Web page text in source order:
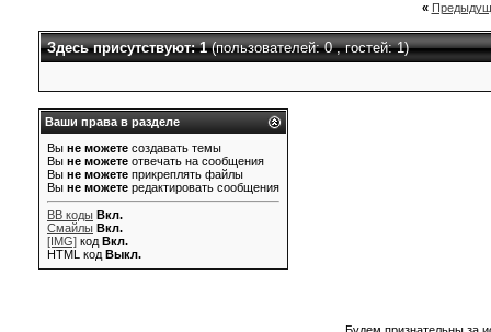
«
Здесь присутствуют: 1(пользователей: 0 , гостей: 1)
Ваши права в разделе
Вы не можете создавать темы
Вы не можете отвечать на сообщения
Вы не можете прикреплять файлы
Вы не можете редактировать сообщения
BB коды Вкл.
Смайлы Вкл.
[IMG] код Вкл.
HTML код Выкл.